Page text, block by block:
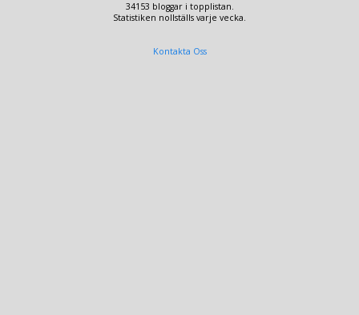
34153 bloggar i topplistan.
Statistiken nollställs varje vecka.
Kontakta Oss